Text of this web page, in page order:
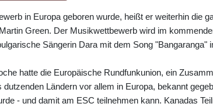
in Europa geboren wurde, heißt er weiterhin die
Green. Der Musikwettbewerb wird im
Sängerin Dara mit dem Song "Bangaranga"
hatte die Europäische Rundfunkunion, ein
dutzenden Ländern vor allem in Europa, bekannt
- und damit am ESC teilnehmen kann. Kanadas